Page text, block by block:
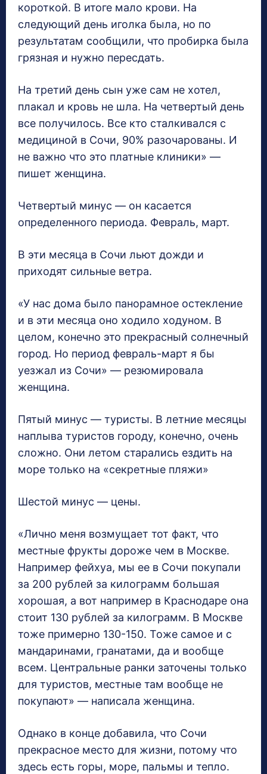
короткой. В итоге мало крови. На
следующий день иголка была, но по
результатам сообщили, что пробирка была
грязная и нужно пересдать.
На третий день сын уже сам не хотел,
плакал и кровь не шла. На четвертый день
все получилось. Все кто сталкивался с
медициной в Сочи, 90% разочарованы. И
не важно что это платные клиники» —
пишет женщина.
Четвертый минус — он касается
определенного периода. Февраль, март.
В эти месяца в Сочи льют дожди и
приходят сильные ветра.
«У нас дома было панорамное остекление
и в эти месяца оно ходило ходуном. В
целом, конечно это прекрасный солнечный
город. Но период февраль-март я бы
уезжал из Сочи» — резюмировала
женщина.
Пятый минус — туристы. В летние месяцы
наплыва туристов городу, конечно, очень
сложно. Они летом старались ездить на
море только на «секретные пляжи»
Шестой минус — цены.
«Лично меня возмущает тот факт, что
местные фрукты дороже чем в Москве.
Например фейхуа, мы ее в Сочи покупали
за 200 рублей за килограмм большая
хорошая, а вот например в Краснодаре она
стоит 130 рублей за килограмм. В Москве
тоже примерно 130-150. Тоже самое и с
мандаринами, гранатами, да и вообще
всем. Центральные ранки заточены только
для туристов, местные там вообще не
покупают» — написала женщина.
Однако в конце добавила, что Сочи
прекрасное место для жизни, потому что
здесь есть горы, море, пальмы и тепло.